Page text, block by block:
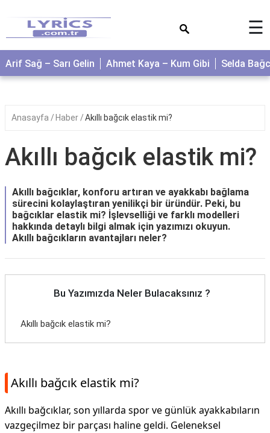
☰
Arif Sağ – Sarı Gelin Ahmet Kaya – Kum Gibi Selda
Anasayfa Haber Akıllı bağcık elastik mi?
Akıllı bağcık elastik mi?
Akıllı bağcıklar, konforu artıran ve ayakkabı bağlama
sürecini kolaylaştıran yenilikçi bir üründür. Peki, bu
bağcıklar elastik mi? İşlevselliği ve farklı modelleri
hakkında detaylı bilgi almak için yazımızı okuyun.
Akıllı bağcıkların avantajları neler?
Bu Yazımızda Neler Bulacaksınız ?
Akıllı bağcık elastik mi?
Akıllı bağcık elastik mi?
Akıllı bağcıklar, son yıllarda spor ve günlük ayakkabıların
vazgeçilmez bir parçası haline geldi. Geleneksel